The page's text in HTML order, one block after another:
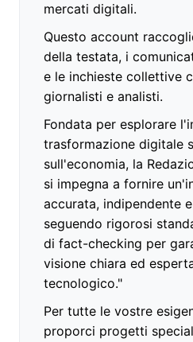
mercati digitali.
Questo account
della testata, i
e le inchieste collettive
giornalisti e analisti.
Fondata per esplorare
trasformazione digitale
sull'economia, la
si impegna a fornire
accurata, indipendente
seguendo rigorosi
di fact-checking per
visione chiara ed
tecnologico."
Per tutte le vostre
proporci progetti